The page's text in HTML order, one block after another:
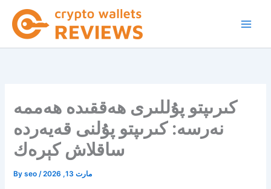
content
كىرىپتو پۇللىرى ھەققىدە ھەممە
نەرسە: كىرىپتو پۇلنى قەيەردە
ساقلاش كېرەك
Byseo/ مارت 13, 2026